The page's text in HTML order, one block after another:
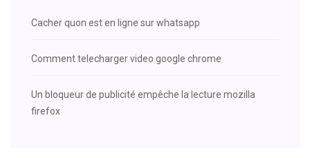
Cacher quon est en ligne sur whatsapp
Comment telecharger video google chrome
Un bloqueur de publicité empêche la lecture mozilla
firefox